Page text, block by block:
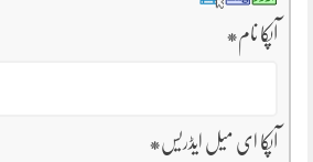
آپکا نام*
آپکا ای میل ایڈریس*